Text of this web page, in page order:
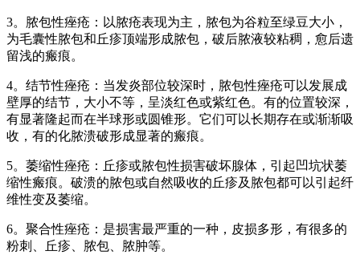
3。脓包性痤疮：以脓疮表现为主，脓包为谷粒至绿豆大小，
为毛囊性脓包和丘疹顶端形成脓包，破后脓液较粘稠，愈后遗
留浅的瘢痕。
4。结节性痤疮：当发炎部位较深时，脓包性痤疮可以发展成
壁厚的结节，大小不等，呈淡红色或紫红色。有的位置较深，
有显著隆起而在半球形或圆锥形。它们可以长期存在或渐渐吸
收，有的化脓溃破形成显著的瘢痕。
5。萎缩性痤疮：丘疹或脓包性损害破坏腺体，引起凹坑状萎
缩性瘢痕。破溃的脓包或自然吸收的丘疹及脓包都可以引起纤
维性变及萎缩。
6。聚合性痤疮：是损害最严重的一种，皮损多形，有很多的
粉刺、丘疹、脓包、脓肿等。